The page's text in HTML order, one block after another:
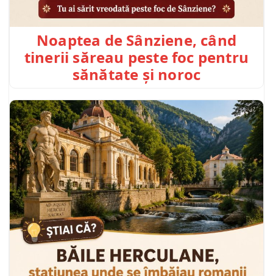
Noaptea de Sânziene, când
tinerii săreau peste foc pentru
sănătate și noroc